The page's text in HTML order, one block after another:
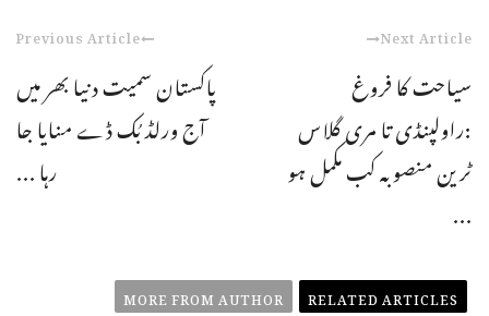
Previous Article
پاکستان سمیت دنیا بھر میں
آج ورلڈ بُک ڈے منایا جا
رہا ...
Next Article
سیاحت کا فروغ
:راولپنڈی تا مری گلاس
ٹرین منصوبہ کب مکمل ہو
...
RELATED ARTICLES
MORE FROM AUTHOR